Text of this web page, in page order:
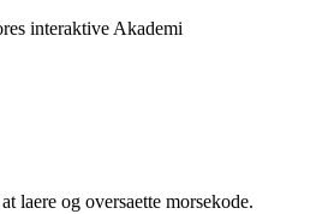
interaktive Akademi
laere og oversaette morsekode.